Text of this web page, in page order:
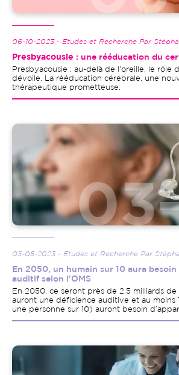
06-10-2023 - Etudes et Recherche Par
Presbyacousie : une rééducation du
Presbyacousie : au-delà de l'oreille, le rôle
dévoile. La rééducation cérébrale, une
thérapeutique prometteuse.
Image
03-05-2023 - Etudes et Recherche Par
En 2050, un humain sur 10 aura besoin
auditif selon l'OMS
En 2050, ce seront près de 2,5 milliards de
auront une déficience auditive et au moins
une personne sur 10) auront besoin
Image